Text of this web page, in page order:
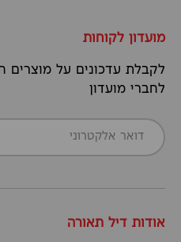
מועדון לקוחות
לקבלת עדכונים על מוצרים
לחברי מועדון
דואר אלקטרוני
אודות דיל תאורה